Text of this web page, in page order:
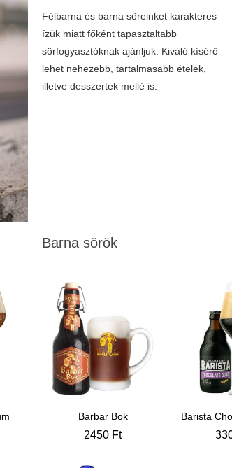
Félbarna és barna söreinket karakteres
ízük miatt főként tapasztaltabb
sörfogyasztóknak ajánljuk. Kiváló kísérő
lehet nehezebb, tartalmasabb ételek,
illetve desszertek mellé is.
Barna sörök
Barbar Bok
2450 Ft
Barista